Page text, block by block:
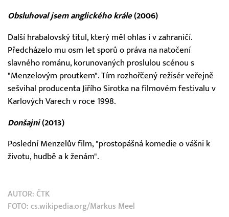
Obsluhoval jsem anglického krále(2006)
Další hrabalovský titul, který měl ohlas i v zahraničí.
Předcházelo mu osm let sporů o práva na natočení
slavného románu, korunovaných proslulou scénou s
"Menzelovým proutkem". Tím rozhořčený režisér veřejně
sešvihal producenta Jiřího Sirotka na filmovém festivalu v
Karlových Varech v roce 1998.
Donšajni(2013)
Poslední Menzelův film, "prostopášná komedie o vášni k
životu, hudbě a k ženám".
AUTOR: ČTK
FOTO: cs.wikipedia.org/Markus Meel